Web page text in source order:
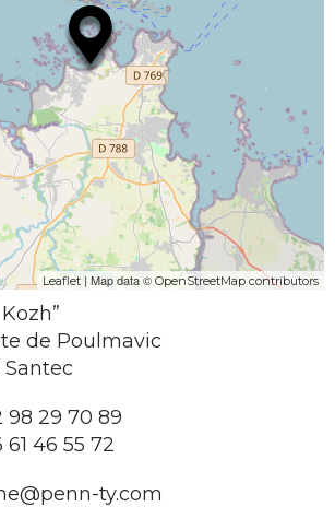
Leaflet | Map data © OpenStreetMap contributors
de Poulmavic
Santec
98 29 70 89
61 46 55 72
ty.com